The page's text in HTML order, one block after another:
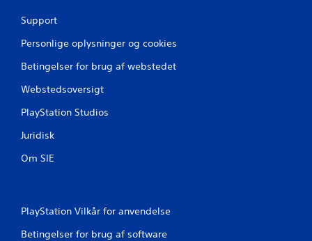
Support
Personlige oplysninger og cookies
Betingelser for brug af webstedet
Webstedsoversigt
PlayStation Studios
Juridisk
Om SIE
PlayStation Vilkår for anvendelse
Betingelser for brug af software